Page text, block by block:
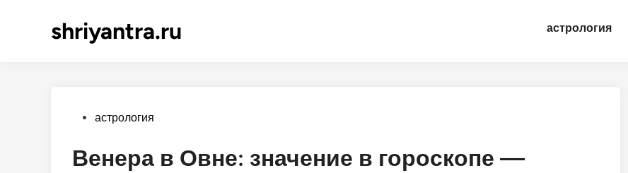
shriyantra.ru астрология
Опубликовано
астрология
Венера в Овне: значение в гороскопе —